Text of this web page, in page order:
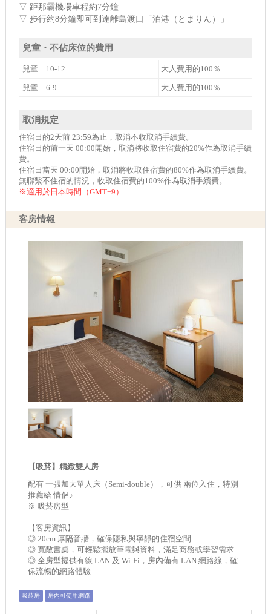
▽ 距那霸機場車程約7分鐘
▽ 步行約8分鐘即可到達離島渡口「泊港（とまりん）」
兒童・不佔床位的費用
兒童 10-12 大人費用的100％
兒童 6-9 大人費用的100％
取消規定
住宿日的2天前 23:59為止，取消不收取消手續費。
住宿日的前一天 00:00開始，取消將收取住宿費的20%作為取消手續
費。
住宿日當天 00:00開始，取消將收取住宿費的80%作為取消手續費。
無聯繫不住宿的情況，收取住宿費的100%作為取消手續費。
※適用於日本時間（GMT+9）
客房情報
【吸菸】精緻雙人房
配有 一張加大單人床（Semi-double），可供 兩位入住，特別
推薦給 情侶♪
※ 吸菸房型
【客房資訊】
◎ 20cm 厚隔音牆，確保隱私與寧靜的住宿空間
◎ 寬敞書桌，可輕鬆擺放筆電與資料，滿足商務或學習需求
◎ 全房型提供有線 LAN 及 Wi-Fi，房內備有 LAN 網路線，確
保流暢的網路體驗
吸菸房 房內可使用網路